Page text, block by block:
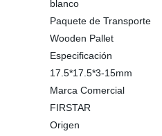
blanco
Paquete de Transporte
Wooden Pallet
Especificación
17.5*17.5*3-15mm
Marca Comercial
FIRSTAR
Origen